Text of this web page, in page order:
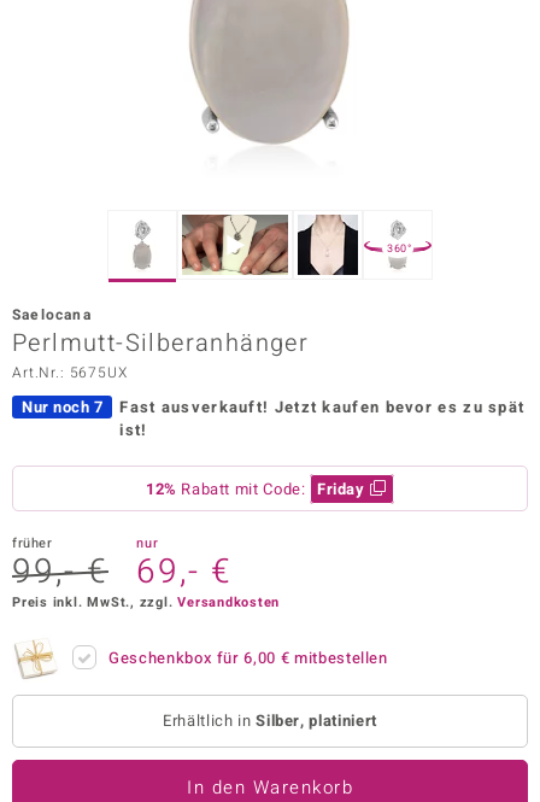
Vogue
Paraíso
BY DE MELO
360°
Saelocana
Perlmutt-Silberanhänger
Art.Nr.: 5675UX
Nur noch 7 Fast ausverkauft! Jetzt kaufen bevor es zu spät
ist!
12% Rabatt mit Code: Friday
früher
99,- €
nur
69,- €
Preis inkl. MwSt., zzgl.Versandkosten
Geschenkbox für6,00 € mitbestellen
Erhältlich inSilber, platiniert
In den Warenkorb